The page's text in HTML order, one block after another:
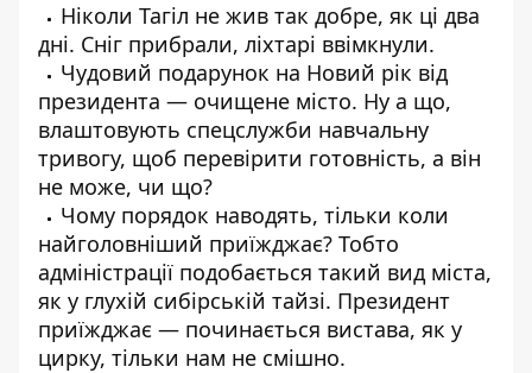
Ніколи Тагіл не жив так добре, як ці два
дні. Сніг прибрали, ліхтарі ввімкнули.
Чудовий подарунок на Новий рік від
президента — очищене місто. Ну а що,
влаштовують спецслужби навчальну
тривогу, щоб перевірити готовність, а він
не може, чи що?
Чому порядок наводять, тільки коли
найголовніший приїжджає? Тобто
адміністрації подобається такий вид міста,
як у глухій сибірській тайзі. Президент
приїжджає — починається вистава, як у
цирку, тільки нам не смішно.